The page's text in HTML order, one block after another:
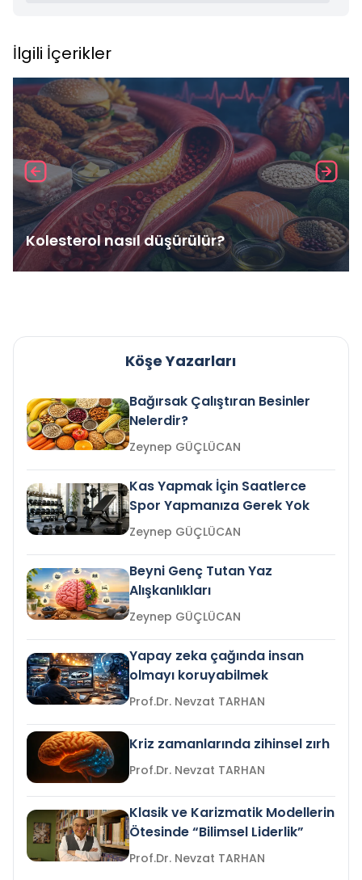
İlgili İçerikler
Kolesterol nasıl düşürülür?
Köşe Yazarları
Bağırsak Çalıştıran Besinler
Nelerdir?
Zeynep GÜÇLÜCAN
Kas Yapmak İçin Saatlerce
Spor Yapmanıza Gerek Yok
Zeynep GÜÇLÜCAN
Beyni Genç Tutan Yaz
Alışkanlıkları
Zeynep GÜÇLÜCAN
Yapay zeka çağında insan
olmayı koruyabilmek
Prof.Dr. Nevzat TARHAN
Kriz zamanlarında zihinsel zırh
Prof.Dr. Nevzat TARHAN
Klasik ve Karizmatik Modellerin
Ötesinde “Bilimsel Liderlik”
Prof.Dr. Nevzat TARHAN